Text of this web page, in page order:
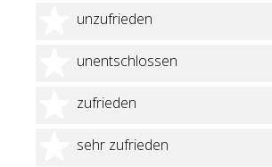
unzufrieden
2 Sterne
unentschlossen
3 Sterne
zufrieden
4 Sterne
sehr zufrieden
5 Sterne